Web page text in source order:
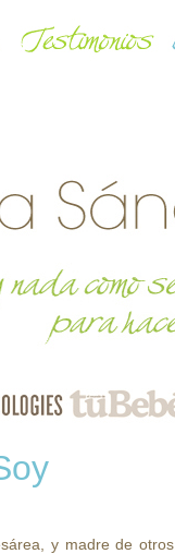
y madre de otros